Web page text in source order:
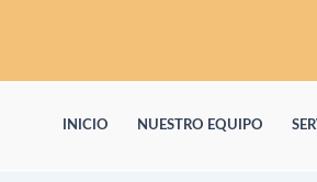
INICIO NUESTRO EQUIPO